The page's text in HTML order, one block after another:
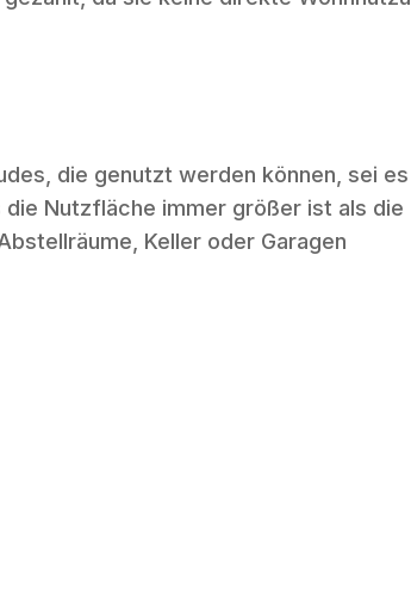
die genutzt werden können, sei
Nutzfläche immer größer ist als die
Keller oder Garagen